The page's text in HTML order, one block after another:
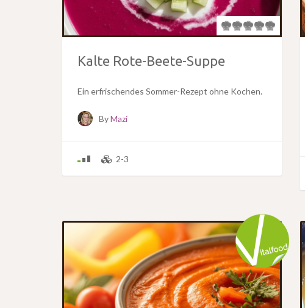
Kalte Rote-Beete-Suppe
Ein erfrischendes Sommer-Rezept ohne Kochen.
ByMazi
2-3